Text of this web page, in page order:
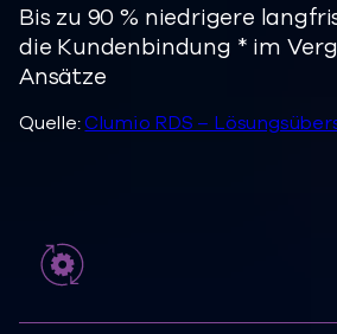
Bis zu 90 % niedrigere
die Kundenbindung * im
Ansätze
Quelle:Clumio RDS –